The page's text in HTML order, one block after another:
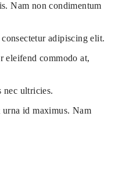
Nam non condimentum
adipiscing elit.
eleifend commodo at,
nec ultricies.
id maximus. Nam